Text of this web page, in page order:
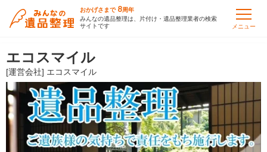
おかげさまで 8周年
みんなの遺品整理は、片付け・遺品整理業者の検索
サイトです
メニュー
エコスマイル
[運営会社] エコスマイル